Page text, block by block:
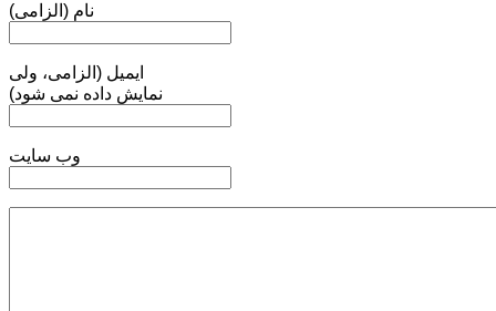
نام (الزامی)
ایمیل (الزامی، ولی
نمایش داده نمی شود)
وب سایت